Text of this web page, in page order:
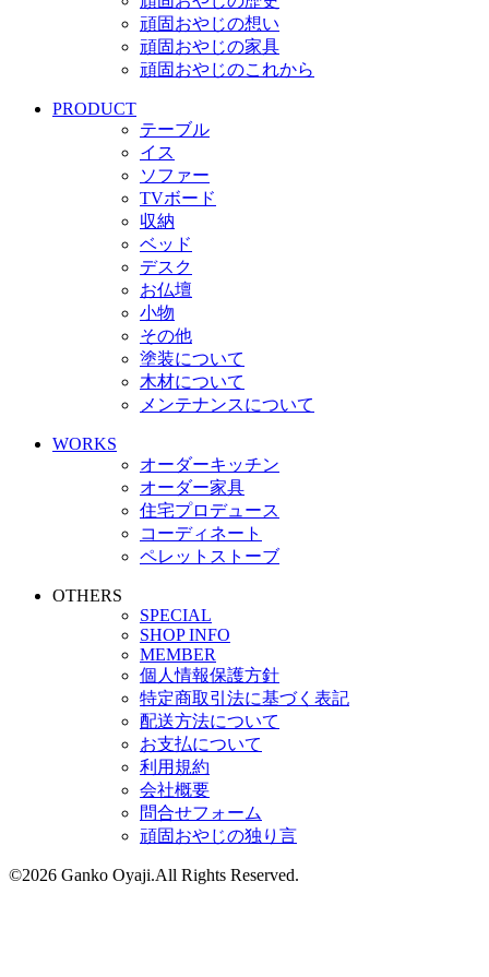
頑固おやじの想い
頑固おやじの家具
頑固おやじのこれから
PRODUCT
テーブル
イス
ソファー
TVボード
収納
ベッド
デスク
お仏壇
小物
その他
塗装について
木材について
メンテナンスについて
WORKS
オーダーキッチン
オーダー家具
住宅プロデュース
コーディネート
ペレットストーブ
OTHERS
SPECIAL
SHOP INFO
MEMBER
個人情報保護方針
特定商取引法に基づく表記
配送方法について
お支払について
利用規約
会社概要
問合せフォーム
頑固おやじの独り言
©2026 Ganko Oyaji.All Rights Reserved.